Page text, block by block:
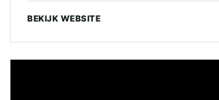
BEKIJK WEBSITE